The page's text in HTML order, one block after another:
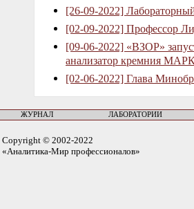
[26-09-2022]
[02-09-2022] Профессор
[09-06-2022] «ВЗОР»
анализатор кремния
[02-06-2022] Глава
ЖУРНАЛ ЛАБОРАТОРИИ
Copyright © 2002-2022
«Аналитика-Мир профессионалов»